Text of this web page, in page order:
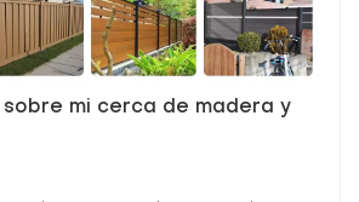
mi cerca de madera y